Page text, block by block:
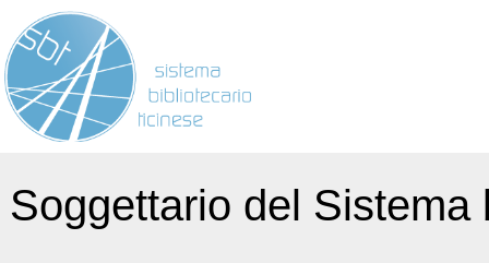
Soggettario del